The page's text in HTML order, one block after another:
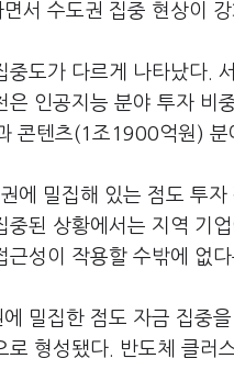
서 수도권 집중 현상이
중도가 다르게 나타났다.
은 인공지능 분야 투자 비
콘텐츠(1조1900억원) 분
에 밀집해 있는 점도 투
된 상황에서는 지역 기
성이 작용할 수밖에 없
밀집한 점도 자금 집중
형성됐다. 반도체 클러